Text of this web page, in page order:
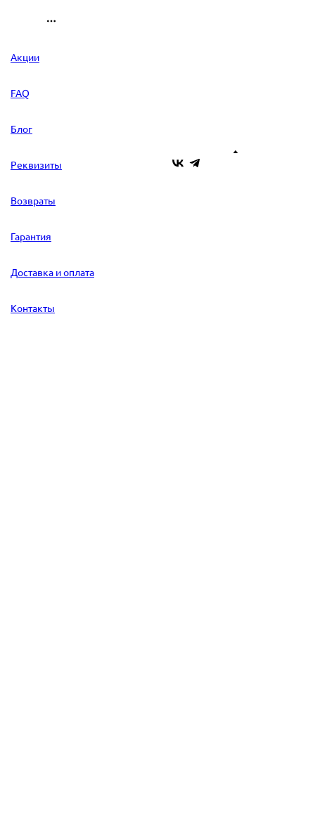
Акции
FAQ
Блог
Реквизиты
Возвраты
Гарантия
Доставка и оплата
Контакты